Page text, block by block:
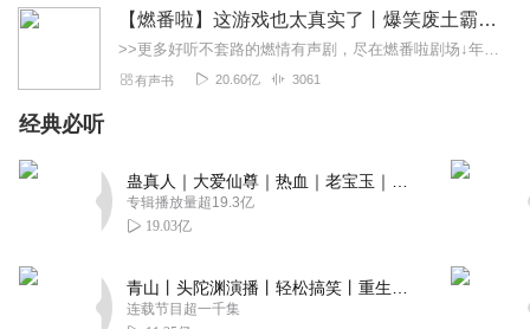
【燃番啦】这游戏也太真实了丨爆笑废土霸榜神作丨紫襟剧社制作
>>更多好听不套路的燃情有声剧，尽在燃番啦剧场↓年度重磅推荐本专辑为VIP免费专辑每天上午10点5集更新，订阅可以听到最新内容哦！每周抽一个专辑五星优质评论送...
有声书 20.60亿 3061
经典必听
专辑播放量超19.3亿
19.03亿
连载节目超一千集